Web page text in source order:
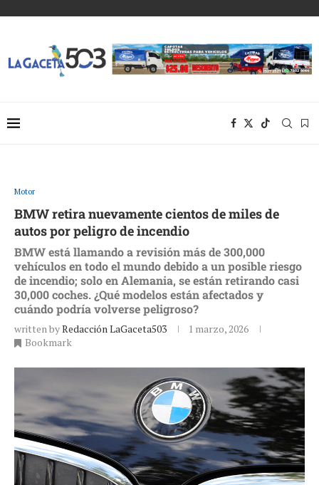
Motor
BMW retira nuevamente cientos de miles de
autos por peligro de incendio
BMW está llamando a revisión más de 300,000
vehículos en todo el mundo debido a un posible riesgo
de incendio; solo en Alemania, se están retirando casi
30,000 coches. ¿Qué modelos están afectados y
cuándo podría volverse peligroso?
written byRedacción LaGaceta503
1 marzo, 2026
Bookmark